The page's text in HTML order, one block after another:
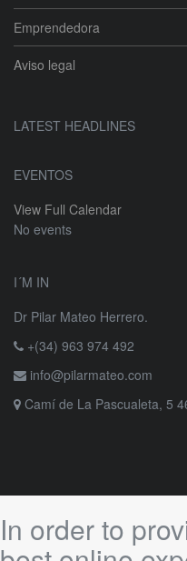
Emprendedora
Aviso legal
LATEST HEADLINES
EVENTOS
View Full Calendar
No events
I´M IN
Dr Pilar Mateo Herrero.
+(34) 963 974 492
info@pilarmateo.com
Camí de La Pascualeta, 5
In order to